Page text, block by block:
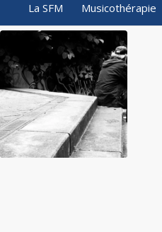
La SFM Musicothérapie